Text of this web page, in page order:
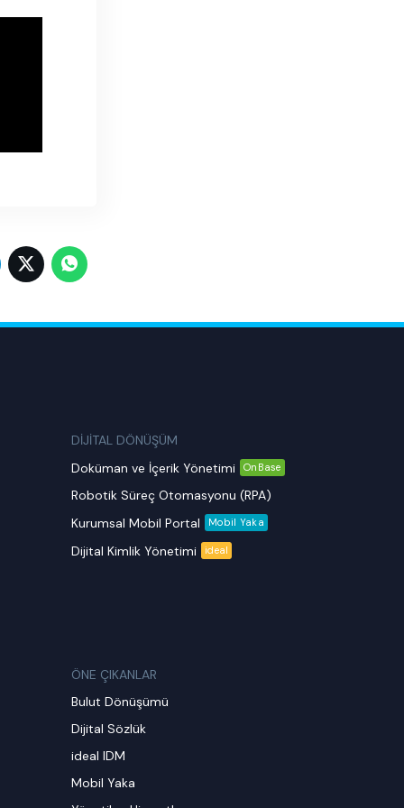
DİJİTAL DÖNÜŞÜM
Doküman ve İçerik Yönetimi
OnBase
Robotik Süreç Otomasyonu (RPA)
Kurumsal Mobil Portal
Mobil Yaka
Dijital Kimlik Yönetimi ideal
ÖNE ÇIKANLAR
Bulut Dönüşümü
Dijital Sözlük
ideal IDM
Mobil Yaka